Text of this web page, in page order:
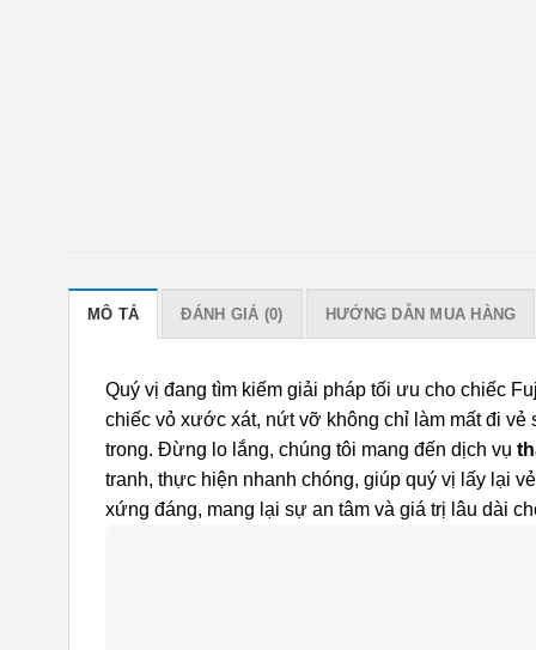
MÔ TẢ ĐÁNH GIÁ (0) HƯỚNG DẪN MUA HÀNG
Quý vị đang tìm kiếm giải pháp tối ưu cho chiếc
chiếc vỏ xước xát, nứt vỡ không chỉ làm mất đi
trong. Đừng lo lắng, chúng tôi mang đến dịch vụ
tranh, thực hiện nhanh chóng, giúp quý vị lấy lại
xứng đáng, mang lại sự an tâm và giá trị lâu dài